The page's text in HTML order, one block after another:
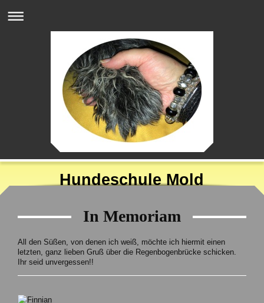
Hundeschule Mold
In Memoriam
All den Süßen, von denen ich weiß, möchte ich hiermit einen
letzten, ganz lieben Gruß über die Regenbogenbrücke schicken.
Ihr seid unvergessen!!